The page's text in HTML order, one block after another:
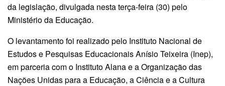
da legislação, divulgada nesta terça-feira (30) pelo
Ministério da Educação.
O levantamento foi realizado pelo Instituto Nacional de
Estudos e Pesquisas Educacionais Anísio Teixeira (Inep),
em parceria com o Instituto Alana e a Organização das
Nações Unidas para a Educação, a Ciência e a Cultura